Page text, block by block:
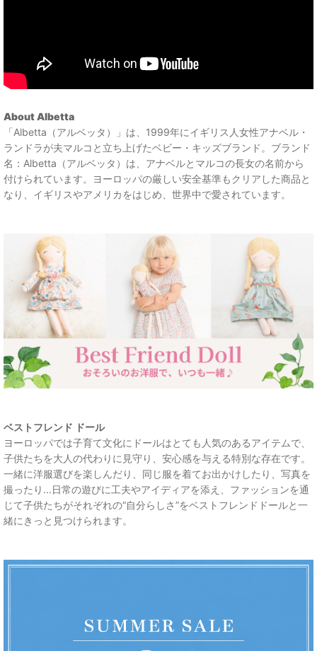
About Albetta
「Albetta（アルベッタ）」は、1999年にイギリス人女性アナベル・
ランドラが夫マルコと立ち上げたベビー・キッズブランド。ブランド
名：Albetta（アルベッタ）は、アナベルとマルコの長女の名前から
付けられています。ヨーロッパの厳しい安全基準もクリアした商品と
なり、イギリスやアメリカをはじめ、世界中で愛されています。
ベストフレンド ドール
ヨーロッパでは子育て文化にドールはとても人気のあるアイテムで、
子供たちを大人の代わりに見守り、安心感を与える特別な存在です。
一緒に洋服選びを楽しんだり、同じ服を着てお出かけしたり、写真を
撮ったり...日常の遊びに工夫やアイディアを添え、ファッションを通
じて子供たちがそれぞれの“自分らしさ”をベストフレンドドールと一
緒にきっと見つけられます。